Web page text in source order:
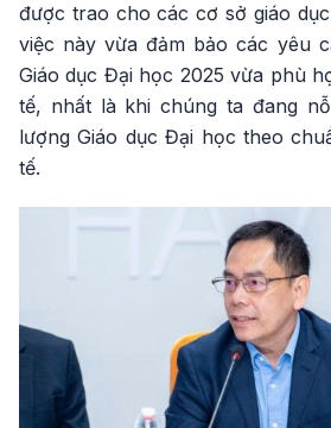
được trao cho các cơ sở giáo
việc này vừa đảm bảo các yêu
Giáo dục Đại học 2025 vừa phù
tế, nhất là khi chúng ta đang
lượng Giáo dục Đại học theo
tế.